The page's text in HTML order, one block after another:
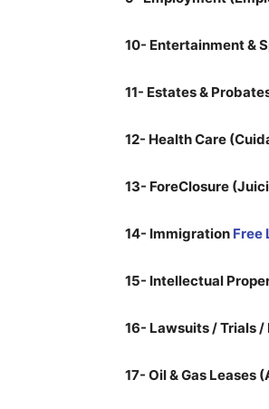
10- Entertainment &
11- Estates &
12- Health Care
13- ForeClosure
14- Immigration Free
15- Intellectual
16- Lawsuits / Trials
17- Oil & Gas Leases